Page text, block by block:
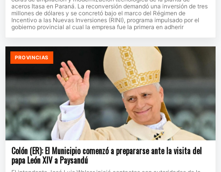
aceros Itasa en Paraná. La reconversión demandó una inversión de tres
millones de dólares y se concretó bajo el marco del Régimen de
Incentivo a las Nuevas Inversiones (RINI), programa impulsado por el
gobierno provincial al cual la empresa fue la primera en adherir
PROVINCIAS
Colón (ER): El Municipio comenzó a prepararse ante la visita del
papa León XIV a Paysandú